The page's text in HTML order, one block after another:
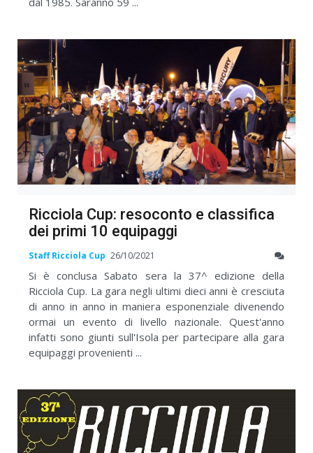
Ricciola Cup: resoconto e classifica
dei primi 10 equipaggi
Staff Ricciola Cup 26/10/2021
Si è conclusa Sabato sera la 37^ edizione della
Ricciola Cup. La gara negli ultimi dieci anni è cresciuta
di anno in anno in maniera esponenziale divenendo
ormai un evento di livello nazionale. Quest'anno
infatti sono giunti sull'Isola per partecipare alla gara
equipaggi provenienti ...